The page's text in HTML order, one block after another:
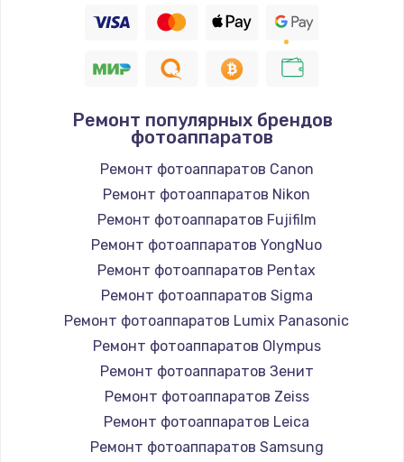
Ремонт популярных брендов
фотоаппаратов
Ремонт фотоаппаратов Canon
Ремонт фотоаппаратов Nikon
Ремонт фотоаппаратов Fujifilm
Ремонт фотоаппаратов YongNuo
Ремонт фотоаппаратов Pentax
Ремонт фотоаппаратов Sigma
Ремонт фотоаппаратов Lumix Panasonic
Ремонт фотоаппаратов Olympus
Ремонт фотоаппаратов Зенит
Ремонт фотоаппаратов Zeiss
Ремонт фотоаппаратов Leica
Ремонт фотоаппаратов Samsung